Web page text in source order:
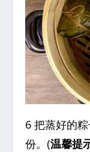
6 把蒸好的
份。(温馨提